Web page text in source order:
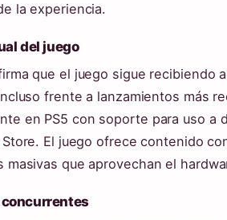
la experiencia.
del juego
que el juego sigue recibiendo
frente a lanzamientos más
en PS5 con soporte para uso a
Store. El juego ofrece contenido
masivas que aprovechan el